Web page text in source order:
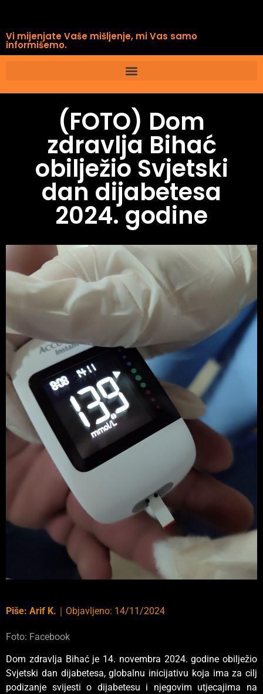
Vi mijenjate Vaše mišljenje, mi Vas samo
informišemo.
(FOTO) Dom
zdravlja Bihać
obilježio Svjetski
dan dijabetesa
2024. godine
Piše: Arif K. ｜ Objavljeno: 14/11/2024
Foto: Facebook
Dom zdravlja Bihać je 14. novembra 2024. godine obilježio
Svjetski dan dijabetesa, globalnu inicijativu koja ima za cilj
podizanje svijesti o dijabetesu i njegovim utjecajima na